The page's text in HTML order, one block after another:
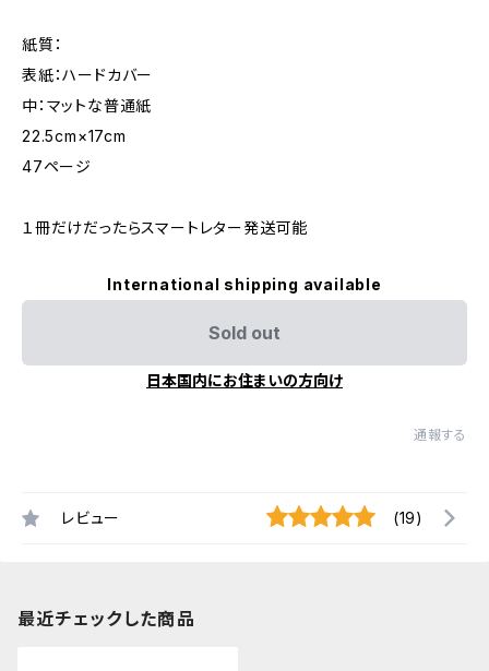
紙質：
表紙：ハードカバー
中：マットな普通紙
22.5cm×17cm
47ページ
１冊だけだったらスマートレター発送可能
International shipping available
Sold out
日本国内にお住まいの方向け
通報する
レビュー (19)
最近チェックした商品